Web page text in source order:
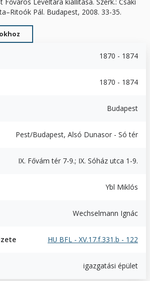
Pál. Budapest, 2008. 33-35.
1870 - 1874
1870 - 1874
Budapest
Pest/Budapest, Alsó Dunasor - Só tér
IX. Fővám tér 7-9.; IX. Sóház utca 1-9.
Ybl Miklós
Wechselmann Ignác
HU BFL - XV.17.f.331.b - 122
igazgatási épület